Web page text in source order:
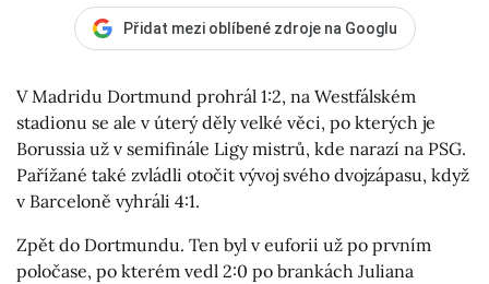
Přidat mezi oblíbené zdroje na Googlu
V Madridu Dortmund prohrál 1:2, na Westfálském
stadionu se ale v úterý děly velké věci, po kterých je
Borussia už v semifinále Ligy mistrů, kde narazí na PSG.
Pařížané také zvládli otočit vývoj svého dvojzápasu, když
v Barceloně vyhráli 4:1.
Zpět do Dortmundu. Ten byl v euforii už po prvním
poločase, po kterém vedl 2:0 po brankách Juliana